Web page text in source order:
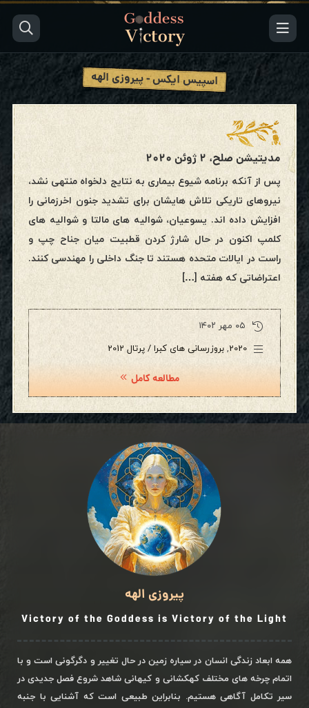
اسپیس ایکس - پیروزی الهه
مدیتیشن صلح، ۲ ژوئن ۲۰۲۰
پس از آنکه برنامه شیوع بیماری به نتایج دلخواه منتهی نشد،
نیروهای تاریکی تلاش هایشان برای تشدید جنون اخرزمانی را
افزایش داده اند. یسوعیان، شوالیه های مالتا و شوالیه های
کلمپ اکنون در حال شارژ کردن قطبیت میان جناح چپ و
راست در ایالات متحده هستند تا جنگ داخلی را مهندسی کنند.
اعتراضاتی که هفته […]
۰۵ مهر ۱۴۰۲
2020
, بروزرسانی های کبرا / پرتال 2012
مطالعه کامل
پیروزی الهه
Victory of the Goddess is Victory of the Light
همه ابعاد زندگی انسان در سیاره زمین در حال تغییر و دگرگونی است و با
اتمام چرخه های مختلف کهکشانی و کیهانی شاهد شروع فصل جدیدی در
سیر تکامل آگاهی هستیم. بنابراین طبیعی است که آشنایی با جنبه